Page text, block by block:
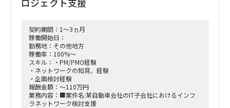
オンサイト: 静岡への出張あり（週3日程度）
不要
契約期間：1～3ヵ月
稼働開始日：
勤務地：その他地方
稼働率：100%～
スキル：・PM/PMO経験
・ネットワークの知見、経験
・企画検討経験
報酬金額：～110万円
業務内容：■案件名:某自動車会社のIT子会社におけるインフ
ラネットワーク検討支援